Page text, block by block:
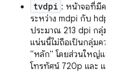
tvdpi : หน้าจอที่มีคว
ระหว่าง mdpi กับ hdpi
ประมาณ 213 dpi กลุ่มค
แน่นนี้ไม่ถือเป็นกลุ่มควา
"หลัก" โดยส่วนใหญ่แล้ว
โทรทัศน์ 720p และ แ